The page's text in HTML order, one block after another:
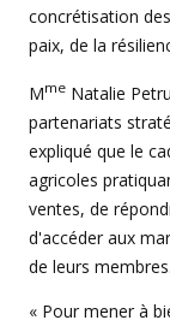
concrétisation
paix, de la
Mme Natalie
partenariats
expliqué que le
agricoles
ventes, de
d'accéder aux
de leurs membres.
« Pour mener à